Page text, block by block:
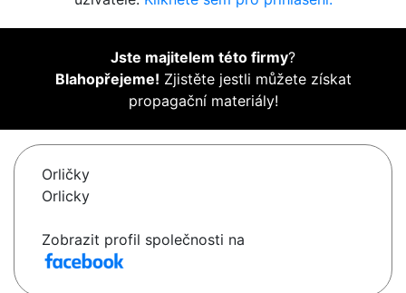
Jste majitelem této firmy?
Blahopřejeme! Zjistěte jestli můžete získat
propagační materiály!
Orličky
Orlicky
Zobrazit profil společnosti na